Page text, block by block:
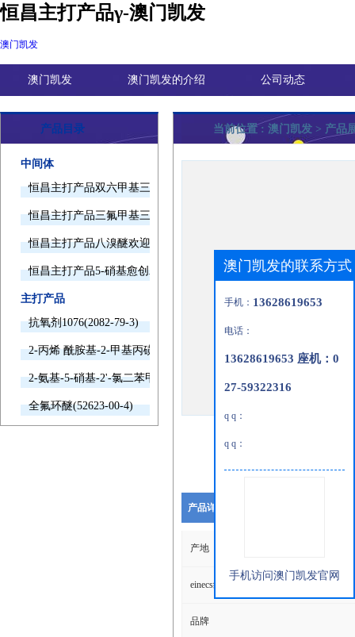
恒昌主打产品γ-澳门凯发
澳门凯发
澳门凯发 澳门凯发的介绍 公司动态
产品目录
中间体
恒昌主打产品双六甲基三胺欢迎询价
恒昌主打产品三氟甲基三甲基硅烷欢迎询价
恒昌主打产品八溴醚欢迎询价
恒昌主打产品5-硝基愈创木酚钠欢迎询价
主打产品
抗氧剂1076(2082-79-3)
2-丙烯 酰胺基-2-甲基丙磺酸(15214-89-8)
2-氨基-5-硝基-2'-氯二苯甲酮(2011-66-7)
全氟环醚(52623-00-4)
当前位置 : 澳门凯发 > 产品
产品详细说明
产地
einecs编号
品牌
澳门凯发的联系方式
手机： 13628619653
电话：
13628619653 座机：0
27-59322316
q q：
q q：
手机访问澳门凯发官网